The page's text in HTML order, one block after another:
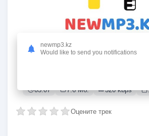
03:07 7.6 Мб. 320 kbps
Оцените трек
newmp3.kz
Would like to send you notifications